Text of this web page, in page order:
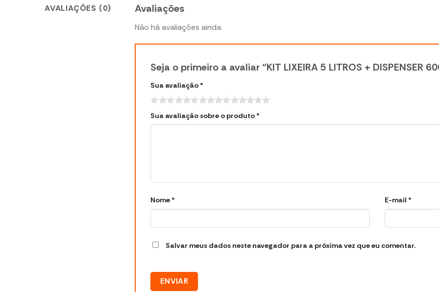
AVALIAÇÕES (0) Avaliações
Não há avaliações ainda.
Seja o primeiro a avaliar “KIT LIXEIRA 5 LITROS + DISPENSER
Sua avaliação *
Sua avaliação sobre o produto *
Nome * E-mail *
Salvar meus dados neste navegador para a próxima vez que eu comentar.